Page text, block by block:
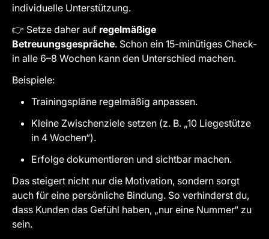
individuelle Unterstützung.
👉 Setze daher auf regelmäßige
Betreuungsgespräche. Schon ein 15-minütiges Check-
in alle 6–8 Wochen kann den Unterschied machen.
Beispiele:
Trainingspläne regelmäßig anpassen.
Kleine Zwischenziele setzen (z. B. „10 Liegestütze
in 4 Wochen“).
Erfolge dokumentieren und sichtbar machen.
Das steigert nicht nur die Motivation, sondern sorgt
auch für eine persönliche Bindung. So verhinderst du,
dass Kunden das Gefühl haben, „nur eine Nummer“ zu
sein.